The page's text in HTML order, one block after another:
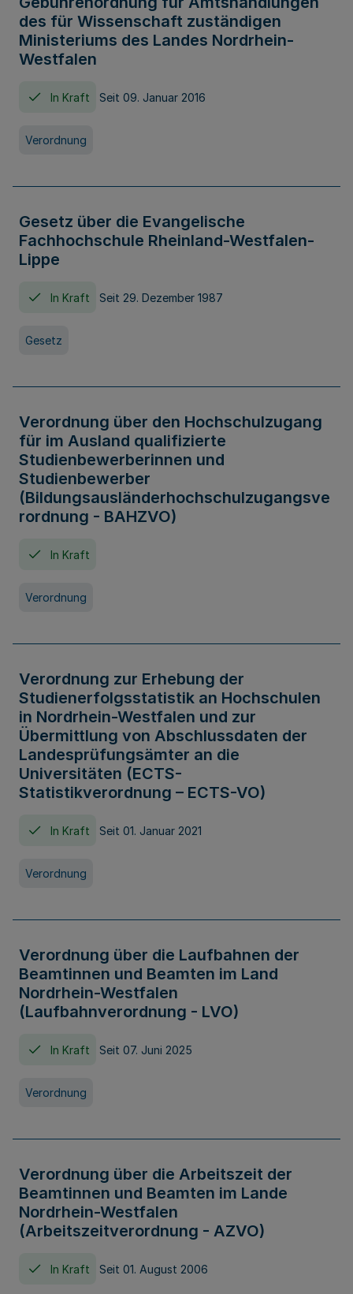
des für Wissenschaft zuständigen
Ministeriums des Landes Nordrhein-
Westfalen
In Kraft Seit 09. Januar 2016
Verordnung
Gesetz über die Evangelische
Fachhochschule Rheinland-Westfalen-
Lippe
In Kraft Seit 29. Dezember 1987
Gesetz
Verordnung über den Hochschulzugang
für im Ausland qualifizierte
Studienbewerberinnen und
Studienbewerber
(Bildungsausländerhochschulzugangsve
rordnung - BAHZVO)
In Kraft
Verordnung
Verordnung zur Erhebung der
Studienerfolgsstatistik an Hochschulen
in Nordrhein-Westfalen und zur
Übermittlung von Abschlussdaten der
Landesprüfungsämter an die
Universitäten (ECTS-
Statistikverordnung – ECTS-VO)
In Kraft Seit 01. Januar 2021
Verordnung
Verordnung über die Laufbahnen der
Beamtinnen und Beamten im Land
Nordrhein-Westfalen
(Laufbahnverordnung - LVO)
In Kraft Seit 07. Juni 2025
Verordnung
Verordnung über die Arbeitszeit der
Beamtinnen und Beamten im Lande
Nordrhein-Westfalen
(Arbeitszeitverordnung - AZVO)
In Kraft Seit 01. August 2006